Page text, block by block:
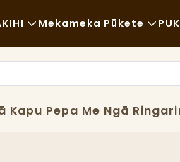
Mekameka Pūkete
Ngā Rauemi Mata
Kapu Pepa Me Ngā